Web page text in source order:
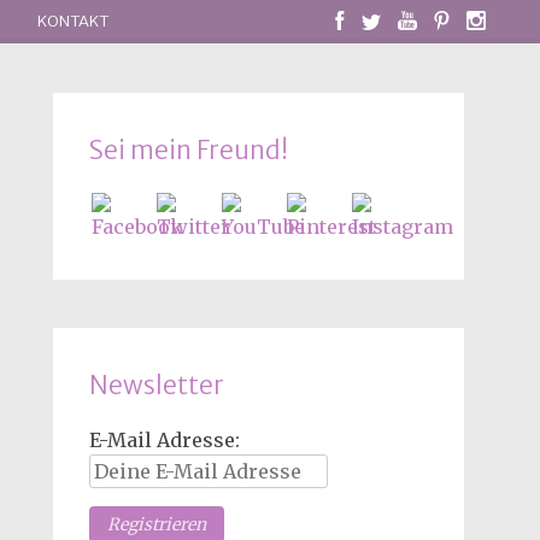
KONTAKT
Sei mein Freund!
Newsletter
E-Mail Adresse: